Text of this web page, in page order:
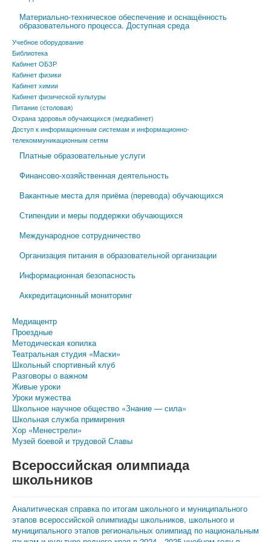
Материально-техническое обеспечение и оснащённость
образовательного процесса. Доступная среда
Учебное оборудование
Библиотека
Кабинет ОБЗР
Кабинет физики
Кабинет химии
Кабинет физической культуры
Питание (столовая)
Охрана здоровья обучающихся (медкабинет)
Доступ к информационным системам и информационно-
телекоммуникационным сетям
Платные образовательные услуги
Финансово-хозяйственная деятельность
Вакантные места для приёма (перевода) обучающихся
Стипендии и меры поддержки обучающихся
Международное сотрудничество
Организация питания в образовательной организации
Информационная безопасность
Аккредитационный мониторинг
Медиацентр
Проездные
Методическая копилка
Театральная студия «Маски»
Школьный спортивный клуб
Разговоры о важном
Живые уроки
Уроки мужества
Школьное научное общество «Знание — сила»
Школьная служба примирения
Хор «Менестрели»
Музей боевой и трудовой Славы
Всероссийская олимпиада
школьников
Аналитическая справка по итогам школьного и муниципального
этапов всероссийской олимпиады школьников, школьного и
муниципального этапов региональных олимпиад по национальным